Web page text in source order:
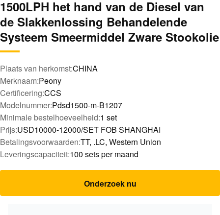
1500LPH het hand van de Diesel van
de Slakkenlossing Behandelende
Systeem Smeermiddel Zware Stookolie
Plaats van herkomst:CHINA
Merknaam:Peony
Certificering:CCS
Modelnummer:Pdsd1500-m-B1207
Minimale bestelhoeveelheid:1 set
Prijs:USD10000-12000/SET FOB SHANGHAI
Betalingsvoorwaarden:TT, .LC, Western Union
Leveringscapaciteit:100 sets per maand
Onderzoek nu